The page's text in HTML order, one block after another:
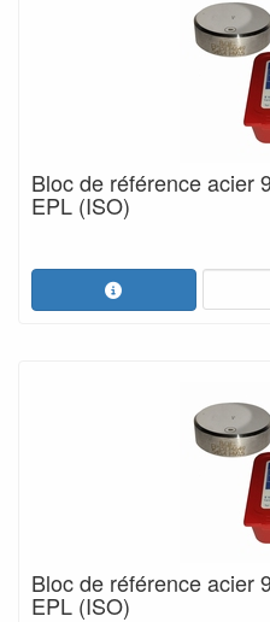
Bloc de référence acier
EPL (ISO)
Bloc de référence acier
EPL (ISO)